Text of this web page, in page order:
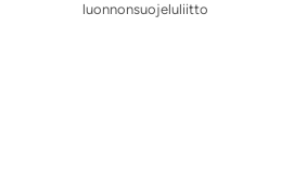
luonnonsuojeluliitto